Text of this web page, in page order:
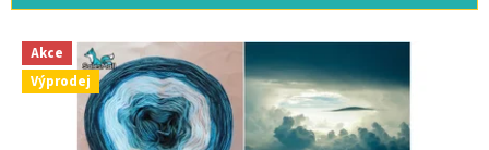
r
p
Akce
Výprodej